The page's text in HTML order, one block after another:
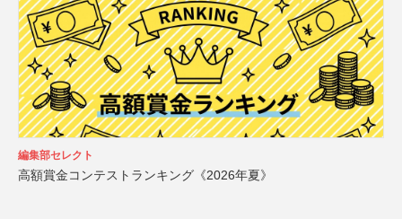
編集部セレクト
高額賞金コンテストランキング《2026年夏》